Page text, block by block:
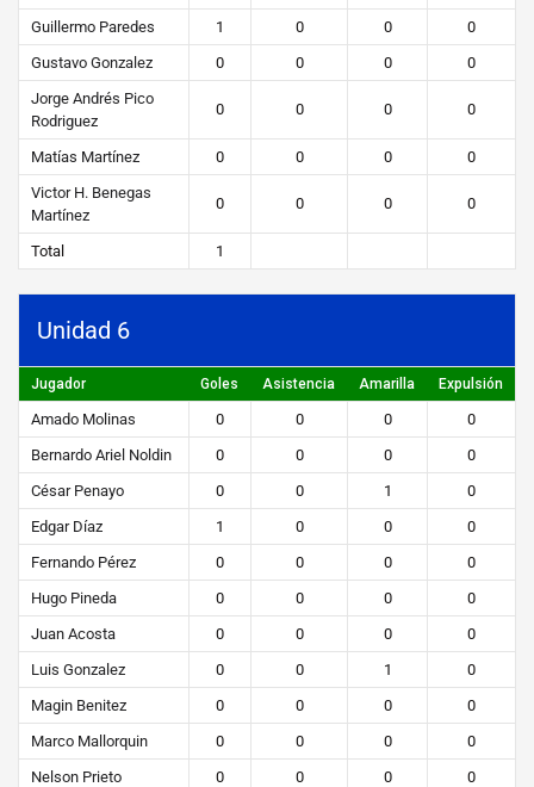
Guillermo Paredes 1 0 0
0
Gustavo Gonzalez
0 0 0
0
Jorge Andrés Pico
Rodriguez
0 0 0 0
Matías Martínez 0 0 0
0
Victor H. Benegas
Martínez
0 0 0 0
Total 1
Unidad 6
Jugador Goles Asistencia Amarilla Expulsión
Amado Molinas 0 0 0
0
Bernardo Ariel Noldin
0 0 0
0
César Penayo
0 0 1
0
Edgar Díaz
1 0 0
0
Fernando Pérez
0 0 0
0
Hugo Pineda
0 0 0
0
Juan Acosta
0 0 0
0
Luis Gonzalez
0 0 1
0
Magin Benitez
0 0 0
0
Marco Mallorquin
0 0 0
0
Nelson Prieto
0 0 0
0